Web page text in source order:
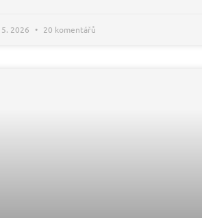
2026 20 komentářů